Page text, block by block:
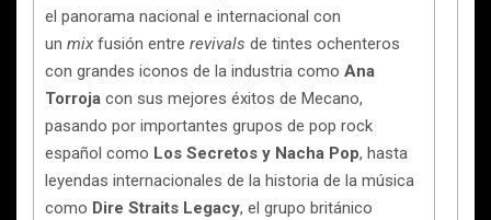
el panorama nacional e internacional con
un mix fusión entre revivals de tintes ochenteros
con grandes iconos de la industria como Ana
Torroja con sus mejores éxitos de Mecano,
pasando por importantes grupos de pop rock
español como Los Secretos y Nacha Pop, hasta
leyendas internacionales de la historia de la música
como Dire Straits Legacy, el grupo británico